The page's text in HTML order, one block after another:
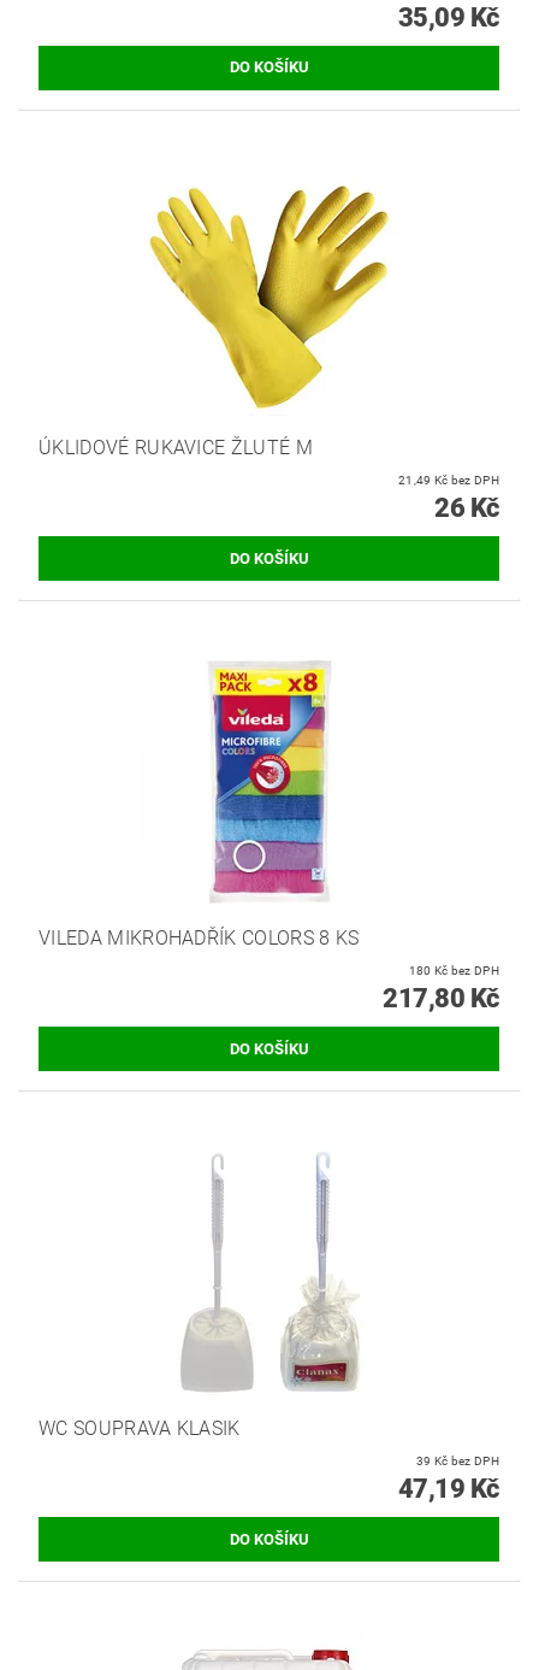
35,09 Kč
ÚKLIDOVÉ RUKAVICE ŽLUTÉ M
21,49 Kč bez DPH
26 Kč
VILEDA MIKROHADŘÍK COLORS 8 KS
180 Kč bez DPH
217,80 Kč
WC SOUPRAVA KLASIK
39 Kč bez DPH
47,19 Kč